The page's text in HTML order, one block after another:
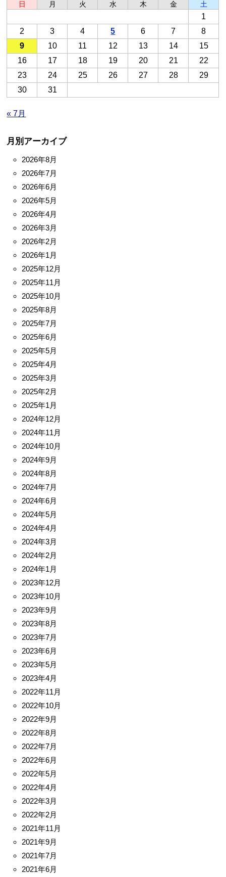
日 月 火 水 木 金 土
1
2
3 4 5 6 7
8
9
10 11 12 13 14
15
16
17 18 19 20 21
22
23
24 25 26 27 28
29
30
31
« 7月
月別アーカイブ
2026年8月
2026年7月
2026年6月
2026年5月
2026年4月
2026年3月
2026年2月
2026年1月
2025年12月
2025年11月
2025年10月
2025年8月
2025年7月
2025年6月
2025年5月
2025年4月
2025年3月
2025年2月
2025年1月
2024年12月
2024年11月
2024年10月
2024年9月
2024年8月
2024年7月
2024年6月
2024年5月
2024年4月
2024年3月
2024年2月
2024年1月
2023年12月
2023年10月
2023年9月
2023年8月
2023年7月
2023年6月
2023年5月
2023年4月
2022年11月
2022年10月
2022年9月
2022年8月
2022年7月
2022年6月
2022年5月
2022年4月
2022年3月
2022年2月
2021年11月
2021年9月
2021年7月
2021年6月